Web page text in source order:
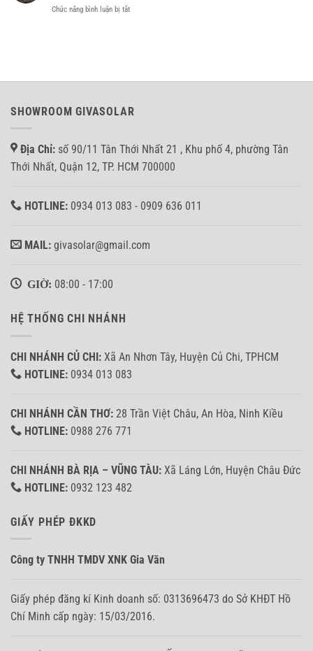
tài
hệ
tải
anh
Nhân
Tân
Chức năng bình luận bị tắtở
mặt
lưới
3.7KW
ở
SHOWROOM GIVASOLAR
Địa Chỉ: số 90/11 Tân Thới Nhất 21 , Khu phố 4, phường Tân
Thới Nhất, Quận 12, TP. HCM 700000
HOTLINE: 0934 013 083 - 0909 636 011
MAIL: givasolar@gmail.com
GIỜ: 08:00 - 17:00
HỆ THỐNG CHI NHÁNH
CHI NHÁNH CỦ CHI: Xã An Nhơn Tây, Huyện Củ Chi, TPHCM
HOTLINE: 0934 013 083
CHI NHÁNH CẦN THƠ: 28 Trần Việt Châu, An Hòa, Ninh Kiều
HOTLINE: 0988 276 771
CHI NHÁNH BÀ RỊA – VŨNG TÀU: Xã Láng Lớn, Huyện Châu Đức
HOTLINE: 0932 123 482
GIẤY PHÉP ĐKKD
Công ty TNHH TMDV XNK Gia Văn
Giấy phép đăng kí Kinh doanh số: 0313696473 do Sở KHĐT Hồ
Chí Minh cấp ngày: 15/03/2016.